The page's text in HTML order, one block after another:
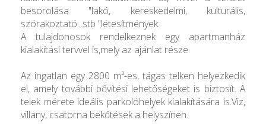
besorolása "lakó, kereskedelmi, kulturális,
szórakoztató...stb "létesítmények.
A tulajdonosok rendelkeznek egy apartmanház
kialakítási tervvel is,mely az ajánlat része.
Az ingatlan egy 2800 m²-es, tágas telken helyezkedik
el, amely további bővítési lehetőségeket is biztosít. A
telek mérete ideális parkolóhelyek kialakítására is.Viz,
villany, csatorna bekőtések a helyszínen.